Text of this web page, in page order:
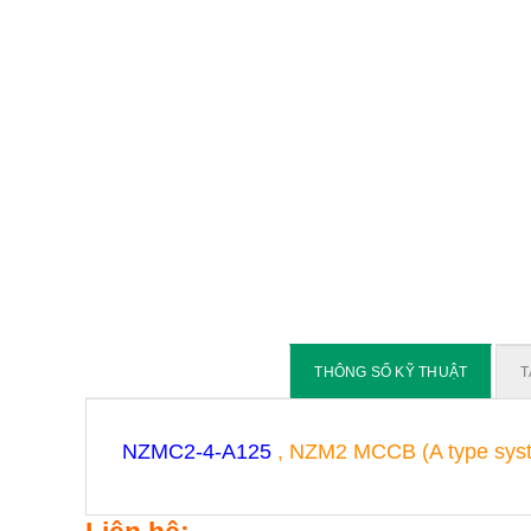
THÔNG SỐ KỸ THUẬT
NZMC2-4-A125 , NZM2 MCCB (A type